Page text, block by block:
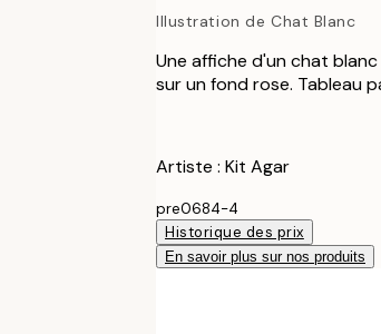
Illustration de Chat Blanc
Une affiche d'un chat
sur un fond rose. Tableau
Artiste : Kit Agar
pre0684-4
Historique des prix
En savoir plus sur nos produits